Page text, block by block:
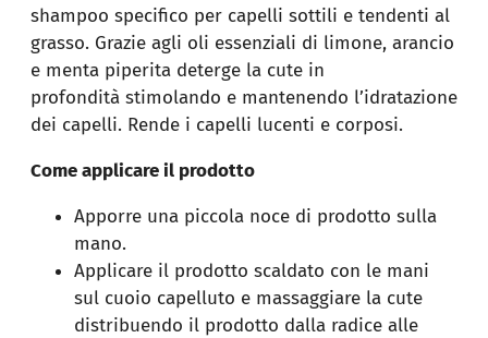
shampoo specifico per capelli sottili e tendenti al
grasso. Grazie agli oli essenziali di limone, arancio
e menta piperita deterge la cute in
profondità stimolando e mantenendo l’idratazione
dei capelli. Rende i capelli lucenti e corposi.
Come applicare il prodotto
Apporre una piccola noce di prodotto sulla
mano.
Applicare il prodotto scaldato con le mani
sul cuoio capelluto e massaggiare la cute
distribuendo il prodotto dalla radice alle